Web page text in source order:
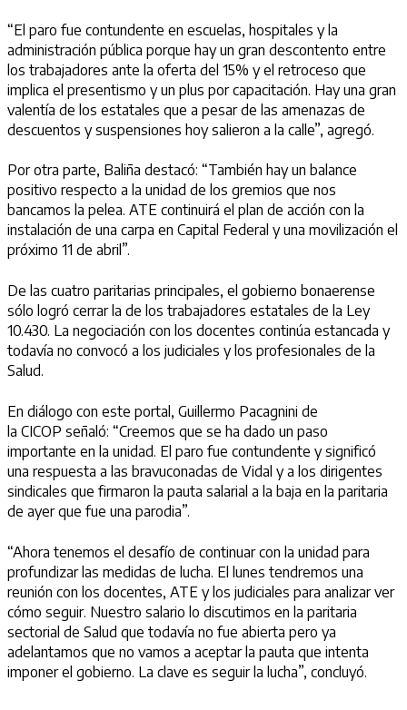
“El paro fue contundente en escuelas, hospitales y la
administración pública porque hay un gran descontento entre
los trabajadores ante la oferta del 15% y el retroceso que
implica el presentismo y un plus por capacitación. Hay una gran
valentía de los estatales que a pesar de las amenazas de
descuentos y suspensiones hoy salieron a la calle”, agregó.
Por otra parte, Baliña destacó: “También hay un balance
positivo respecto a la unidad de los gremios que nos
bancamos la pelea. ATE continuirá el plan de acción con la
instalación de una carpa en Capital Federal y una movilización el
próximo 11 de abril”.
De las cuatro paritarias principales, el gobierno bonaerense
sólo logró cerrar la de los trabajadores estatales de la Ley
10.430. La negociación con los docentes continúa estancada y
todavía no convocó a los judiciales y los profesionales de la
Salud.
En diálogo con este portal, Guillermo Pacagnini de
la CICOP señaló: “Creemos que se ha dado un paso
importante en la unidad. El paro fue contundente y significó
una respuesta a las bravuconadas de Vidal y a los dirigentes
sindicales que firmaron la pauta salarial a la baja en la paritaria
de ayer que fue una parodia”.
“Ahora tenemos el desafío de continuar con la unidad para
profundizar las medidas de lucha. El lunes tendremos una
reunión con los docentes, ATE y los judiciales para analizar ver
cómo seguir. Nuestro salario lo discutimos en la paritaria
sectorial de Salud que todavía no fue abierta pero ya
adelantamos que no vamos a aceptar la pauta que intenta
imponer el gobierno. La clave es seguir la lucha”, concluyó.